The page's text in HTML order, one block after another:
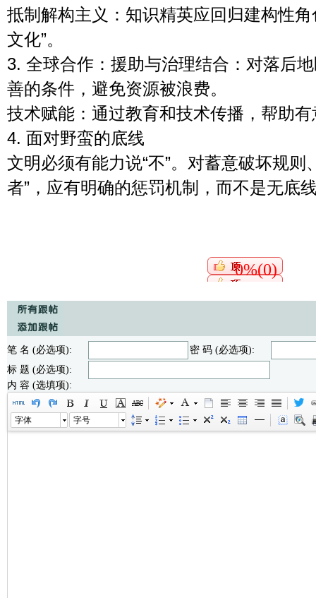
抵制解构主义：知识精英应回归建构性
文化”。
3. 全球合作：援助与治理结合：对落后
善的条件，避免资源被浪费。
技术赋能：通过教育和技术传播，帮助
4. 面对野蛮的底线
文明必须有能力说“不”。对蓄意破坏规则
者”，应有明确的惩罚机制，而不是无底
0%(0)
笔 名 (必选项):
密 码 (必选项):
标 题 (必选项):
内 容 (选填项):
字体 字号